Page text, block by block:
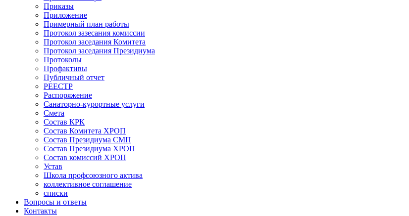
Приказы
Приложение
Примерный план работы
Протокол зазесания комиссии
Протокол заседания Комитета
Протокол заседания Президиума
Протоколы
Профактивы
Публичный отчет
РЕЕСТР
Распоряжение
Санаторно-курортные услуги
Смета
Состав КРК
Состав Комитета ХРОП
Состав Президиума СМП
Состав Президиума ХРОП
Состав комиссий ХРОП
Устав
Школа профсоюзного актива
коллективное соглашение
списки
Вопросы и ответы
Контакты